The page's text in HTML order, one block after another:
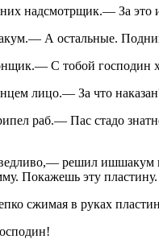
надсмотрщик.— За это
А остальные.
С тобой господин
лицо.— За что
раб.— Пас стадо
решил
Покажешь эту пластину.
сжимая в руках